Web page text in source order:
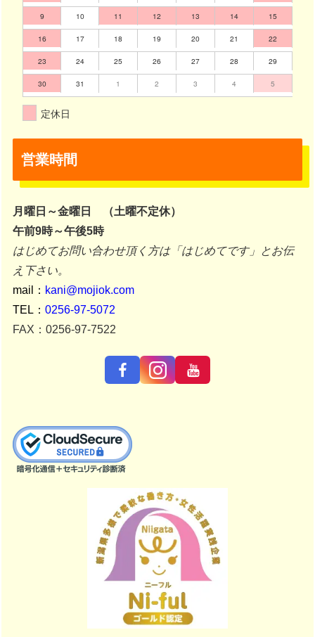
9 10 11 12 13 14 15
16 17 18 19 20 21 22
23 24 25 26 27 28 29
30 31 1 2 3 4 5
定休日
営業時間
月曜日～金曜日 （土曜不定休）
午前9時～午後5時
はじめてお問い合わせ頂く方は「はじめてです」とお伝
え下さい。
mail： kani@mojiok.com
TEL：0256-97-5072
FAX：0256-97-7522